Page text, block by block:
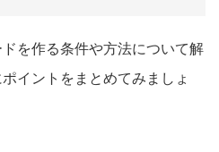
を作る条件や方法について解
イントをまとめてみましょ